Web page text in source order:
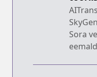
Sora